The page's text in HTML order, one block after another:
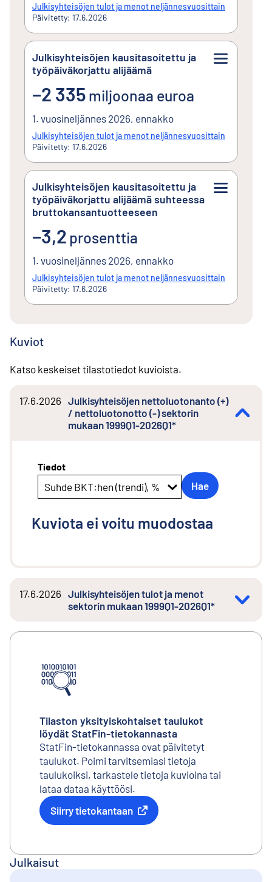
Julkisyhteisöjen tulot ja menot neljännesvuosittain
Päivitetty: 17.6.2026
Julkisyhteisöjen kausitasoitettu ja
työpäiväkorjattu alijäämä
miinus2 335miljoonaa euroa
−2 335 miljoonaa euroa
1. vuosineljännes 2026, ennakko
Julkisyhteisöjen tulot ja menot neljännesvuosittain
Päivitetty: 17.6.2026
Julkisyhteisöjen kausitasoitettu ja
työpäiväkorjattu alijäämä suhteessa
bruttokansantuotteeseen
miinus3,2prosenttia
−3,2 prosenttia
1. vuosineljännes 2026, ennakko
Julkisyhteisöjen tulot ja menot neljännesvuosittain
Päivitetty: 17.6.2026
Kuviot
Katso keskeiset tilastotiedot kuvioista.
17.6.2026 Julkisyhteisöjen nettoluotonanto (+)
/ nettoluotonotto (-) sektorin
mukaan 1999Q1-2026Q1*
Tiedot
Suhde BKT:hen (trendi), % Hae
Kuviota ei voitu muodostaa
17.6.2026 Julkisyhteisöjen tulot ja menot
sektorin mukaan 1999Q1-2026Q1*
Tilaston yksityiskohtaiset taulukot
löydät StatFin-tietokannasta
StatFin-tietokannassa ovat päivitetyt
taulukot. Poimi tarvitsemiasi tietoja
taulukoiksi, tarkastele tietoja kuvioina tai
lataa dataa käyttöösi.
Siirry tietokantaan
Ulkoinen linkki
Julkaisut